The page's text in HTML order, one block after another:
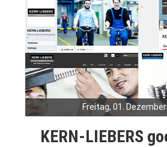
Freitag, 01.
KERN-LIEBERS